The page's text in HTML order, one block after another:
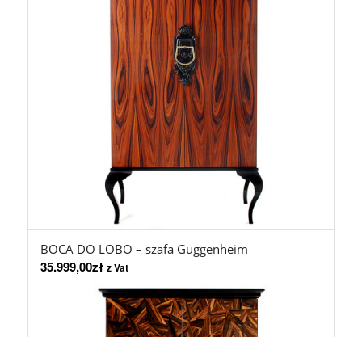
BOCA DO LOBO – szafa Guggenheim
35.999,00zł z Vat